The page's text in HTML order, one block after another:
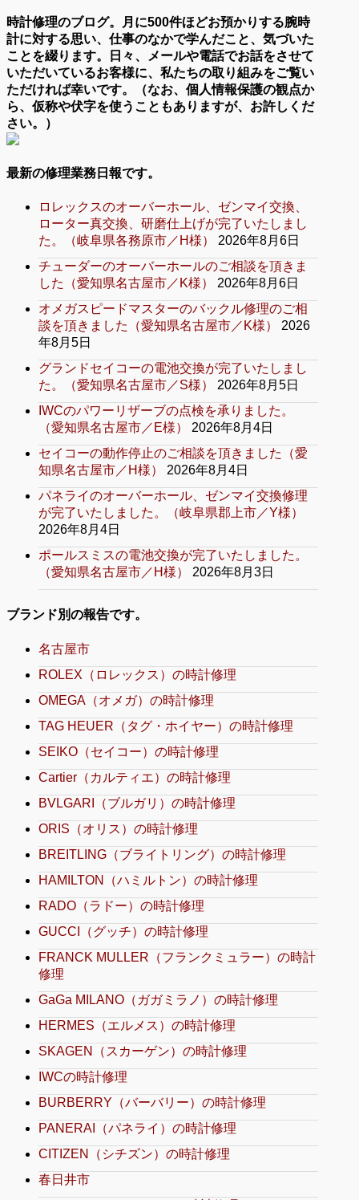
時計修理のブログ。月に500件ほどお預かりする腕時
計に対する思い、仕事のなかで学んだこと、気づいた
ことを綴ります。日々、メールや電話でお話をさせて
いただいているお客様に、私たちの取り組みをご覧い
ただければ幸いです。（なお、個人情報保護の観点か
ら、仮称や伏字を使うこともありますが、お許しくだ
さい。）
最新の修理業務日報です。
ロレックスのオーバーホール、ゼンマイ交換、
ローター真交換、研磨仕上げが完了いたしまし
た。（岐阜県各務原市／H様）
2026年8月6日
チューダーのオーバーホールのご相談を頂きま
した（愛知県名古屋市／K様）
2026年8月6日
オメガスピードマスターのバックル修理のご相
談を頂きました（愛知県名古屋市／K様）
2026
年8月5日
グランドセイコーの電池交換が完了いたしまし
た。（愛知県名古屋市／S様）
2026年8月5日
IWCのパワーリザーブの点検を承りました。
（愛知県名古屋市／E様）
2026年8月4日
セイコーの動作停止のご相談を頂きました（愛
知県名古屋市／H様）
2026年8月4日
パネライのオーバーホール、ゼンマイ交換修理
が完了いたしました。（岐阜県郡上市／Y様）
2026年8月4日
ポールスミスの電池交換が完了いたしました。
（愛知県名古屋市／H様）
2026年8月3日
ブランド別の報告です。
名古屋市
ROLEX（ロレックス）の時計修理
OMEGA（オメガ）の時計修理
TAG HEUER（タグ・ホイヤー）の時計修理
SEIKO（セイコー）の時計修理
Cartier（カルティエ）の時計修理
BVLGARI（ブルガリ）の時計修理
ORIS（オリス）の時計修理
BREITLING（ブライトリング）の時計修理
HAMILTON（ハミルトン）の時計修理
RADO（ラドー）の時計修理
GUCCI（グッチ）の時計修理
FRANCK MULLER（フランクミュラー）の時計
修理
GaGa MILANO（ガガミラノ）の時計修理
HERMES（エルメス）の時計修理
SKAGEN（スカーゲン）の時計修理
IWCの時計修理
BURBERRY（バーバリー）の時計修理
PANERAI（パネライ）の時計修理
CITIZEN（シチズン）の時計修理
春日井市